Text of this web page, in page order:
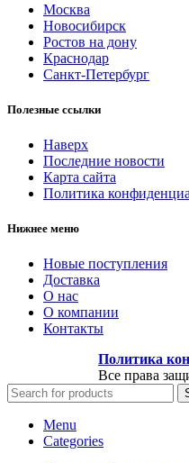
Москва
Новосибирск
Ростов на дону
Краснодар
Санкт-Петербург
Полезные ссылки
Наверх
Последние новости
Карта сайта
Политика
Нижнее меню
Новые поступления
Доставка
О нас
О компании
Контакты
Политика
Все права
Menu
Categories